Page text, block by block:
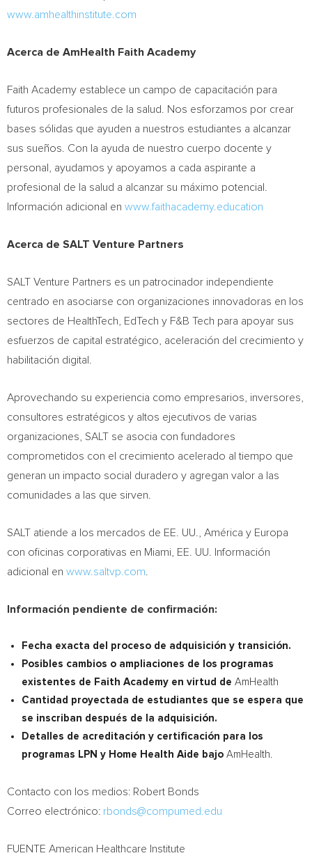
www.amhealthinstitute.com
Acerca de AmHealth Faith Academy
Faith Academy establece un campo de capacitación para
futuros profesionales de la salud. Nos esforzamos por crear
bases sólidas que ayuden a nuestros estudiantes a alcanzar
sus sueños. Con la ayuda de nuestro cuerpo docente y
personal, ayudamos y apoyamos a cada aspirante a
profesional de la salud a alcanzar su máximo potencial.
Información adicional en www.faithacademy.education
Acerca de SALT Venture Partners
SALT Venture Partners es un patrocinador independiente
centrado en asociarse con organizaciones innovadoras en los
sectores de HealthTech, EdTech y F&B Tech para apoyar sus
esfuerzos de capital estratégico, aceleración del crecimiento y
habilitación digital.
Aprovechando su experiencia como empresarios, inversores,
consultores estratégicos y altos ejecutivos de varias
organizaciones, SALT se asocia con fundadores
comprometidos con el crecimiento acelerado al tiempo que
generan un impacto social duradero y agregan valor a las
comunidades a las que sirven.
SALT atiende a los mercados de EE. UU., América y Europa
con oficinas corporativas en Miami , EE. UU. Información
adicional en www.saltvp.com
Información pendiente de confirmación:
Fecha exacta del proceso de adquisición y transición.
Posibles cambios o ampliaciones de los programas
existentes de Faith Academy en virtud de AmHealth
Cantidad proyectada de estudiantes que se espera que
se inscriban después de la adquisición.
Detalles de acreditación y certificación para los
programas LPN y Home Health Aide bajo AmHealth.
Contacto con los medios: Robert Bonds
Correo electrónico: rbonds@compumed.edu
FUENTE American Healthcare Institute